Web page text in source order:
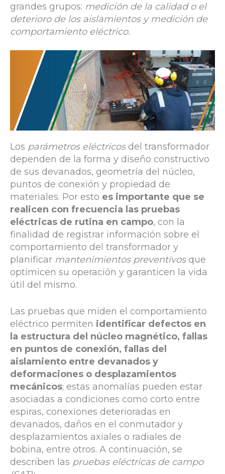
grandes grupos: medición de la calidad o el
deterioro de los aislamientos y medición de
comportamiento eléctrico.
Los parámetros eléctricosdel transformador
dependen de la forma y diseño constructivo
de sus devanados, geometría del núcleo,
puntos de conexión y propiedad de
materiales. Por esto es importante que se
realicen con frecuencia las pruebas
eléctricas de rutina en campo, con la
finalidad de registrar información sobre el
comportamiento del transformador y
planificar mantenimientos preventivosque
optimicen su operación y garanticen la vida
útil del mismo.
Las pruebas que miden el comportamiento
eléctrico permiten identificar defectos en
la estructura del núcleo magnético, fallas
en puntos de conexión, fallas del
aislamiento entre devanados y
deformaciones o desplazamientos
mecánicos; estas anomalías pueden estar
asociadas a condiciones como corto entre
espiras, conexiones deterioradas en
devanados, daños en el conmutador y
desplazamientos axiales o radiales de
bobina, entre otros. A continuación, se
describen las pruebas eléctricas de campo